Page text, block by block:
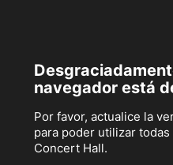
navegador está
Por favor, actualice la
para poder utilizar
Concert Hall.